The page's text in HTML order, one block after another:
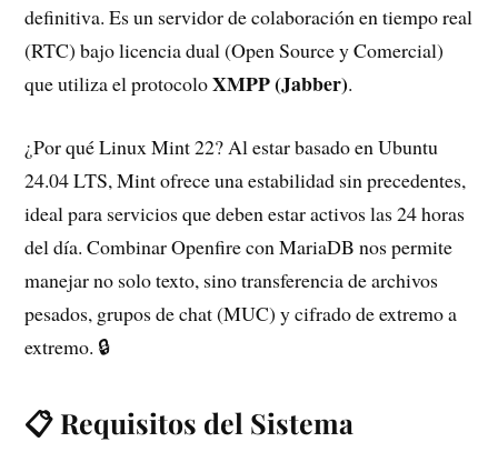
definitiva. Es un servidor de colaboración en tiempo real
(RTC) bajo licencia dual (Open Source y Comercial)
que utiliza el protocoloXMPP (Jabber).
¿Por qué Linux Mint 22? Al estar basado en Ubuntu
24.04 LTS, Mint ofrece una estabilidad sin precedentes,
ideal para servicios que deben estar activos las 24 horas
del día. Combinar Openfire con MariaDB nos permite
manejar no solo texto, sino transferencia de archivos
pesados, grupos de chat (MUC) y cifrado de extremo a
extremo. 🔒
📋 Requisitos del Sistema